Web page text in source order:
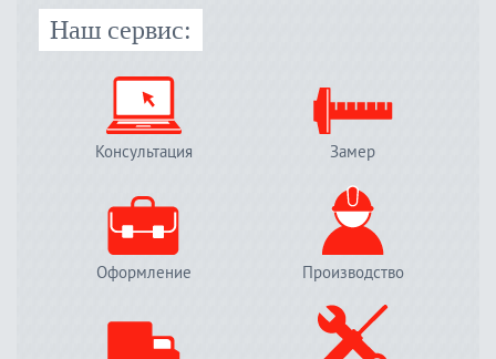
Наш сервис:
Консультация Замер
Оформление Производство